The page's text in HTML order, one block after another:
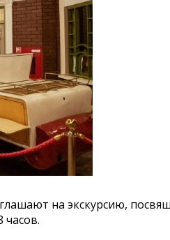
на экскурсию,
часов.